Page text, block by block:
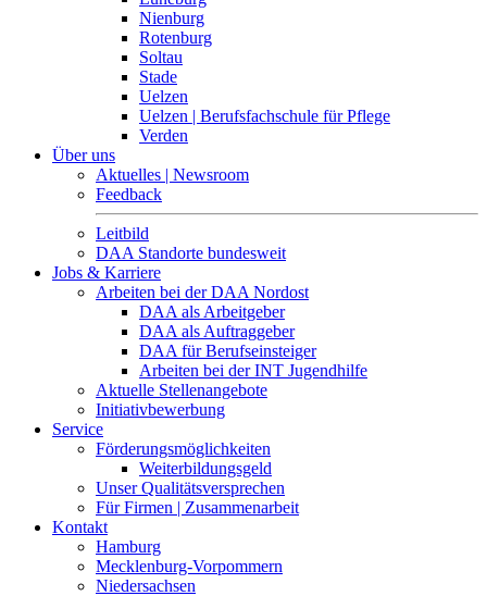
Nienburg
Rotenburg
Soltau
Stade
Uelzen
Uelzen | Berufsfachschule für Pflege
Verden
Über uns
Aktuelles | Newsroom
Feedback
Leitbild
DAA Standorte bundesweit
Jobs & Karriere
Arbeiten bei der DAA Nordost
DAA als Arbeitgeber
DAA als Auftraggeber
DAA für Berufseinsteiger
Arbeiten bei der INT Jugendhilfe
Aktuelle Stellenangebote
Initiativbewerbung
Service
Förderungsmöglichkeiten
Weiterbildungsgeld
Unser Qualitätsversprechen
Für Firmen | Zusammenarbeit
Kontakt
Hamburg
Mecklenburg-Vorpommern
Niedersachsen